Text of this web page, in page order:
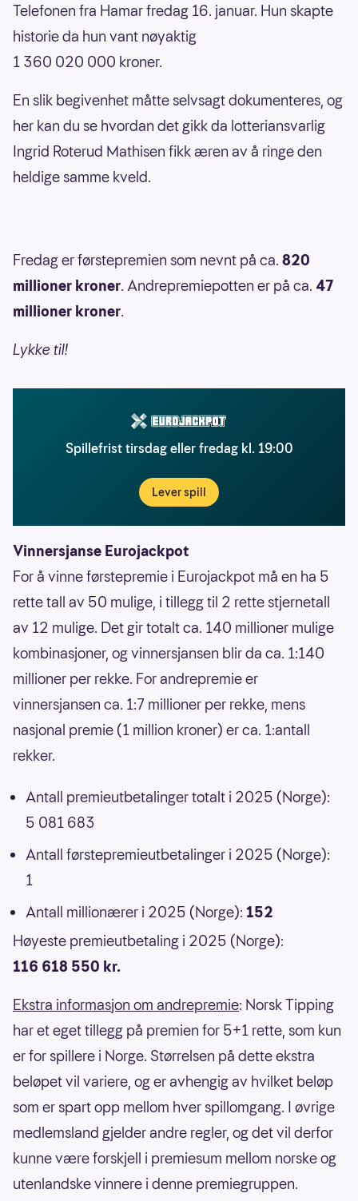
Telefonen fra Hamar fredag 16. januar. Hun skapte
historie da hun vant nøyaktig
1 360 020 000 kroner.
En slik begivenhet måtte selvsagt dokumenteres, og
her kan du se hvordan det gikk da lotteriansvarlig
Ingrid Roterud Mathisen fikk æren av å ringe den
heldige samme kveld.
Fredag er førstepremien som nevnt på ca. 820
millioner kroner. Andrepremiepotten er på ca. 47
millioner kroner.
Lykke til!
Spillefrist tirsdag eller fredag kl. 19:00
Lever spill
Vinnersjanse Eurojackpot
For å vinne førstepremie i Eurojackpot må en ha 5
rette tall av 50 mulige, i tillegg til 2 rette stjernetall
av 12 mulige. Det gir totalt ca. 140 millioner mulige
kombinasjoner, og vinnersjansen blir da ca. 1:140
millioner per rekke. For andrepremie er
vinnersjansen ca. 1:7 millioner per rekke, mens
nasjonal premie (1 million kroner) er ca. 1:antall
rekker.
Antall premieutbetalinger totalt i 2025 (Norge):
5 081 683
Antall førstepremieutbetalinger i 2025 (Norge):
1
Antall millionærer i 2025 (Norge): 152
Høyeste premieutbetaling i 2025 (Norge):
116 618 550 kr.
Ekstra informasjon om andrepremie: Norsk Tipping
har et eget tillegg på premien for 5+1 rette, som kun
er for spillere i Norge. Størrelsen på dette ekstra
beløpet vil variere, og er avhengig av hvilket beløp
som er spart opp mellom hver spillomgang. I øvrige
medlemsland gjelder andre regler, og det vil derfor
kunne være forskjell i premiesum mellom norske og
utenlandske vinnere i denne premiegruppen.